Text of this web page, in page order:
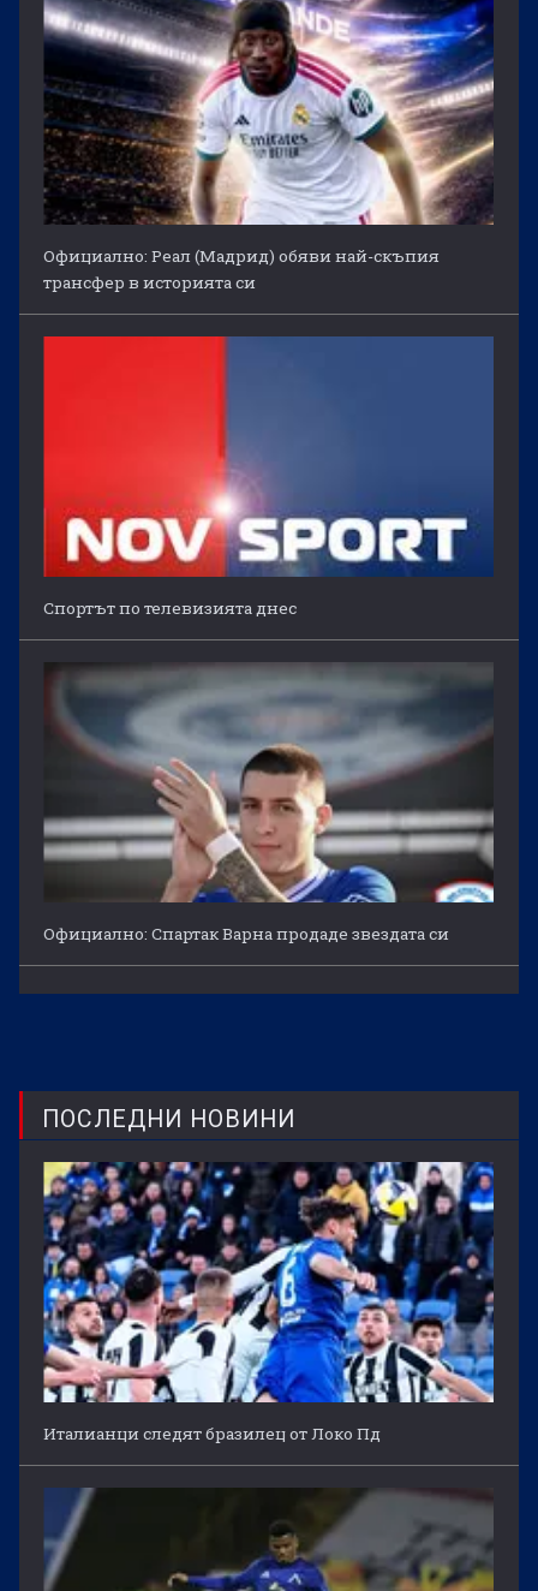
Официално: Реал (Мадрид) обяви най-скъпия
трансфер в историята си
Спортът по телевизията днес
Официално: Спартак Варна продаде звездата си
ПОСЛЕДНИ НОВИНИ
Италианци следят бразилец от Локо Пд